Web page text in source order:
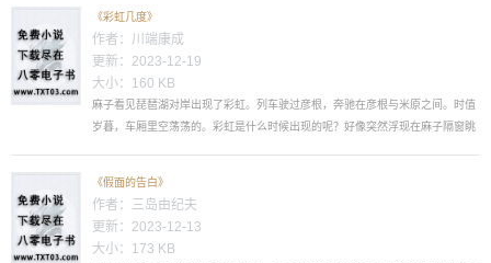
《彩虹几度》
作者： 川端康成
更新：2023-12-19
大小：160 KB
麻子看见琵琶湖对岸出现了彩虹。列车驶过彦根，奔驰在彦根与米原之间。时值
岁暮，车厢里空荡荡的。彩虹是什么时候出现的呢？好像突然浮现在麻子隔窗眺
《假面的告白》
作者： 三岛由纪夫
更新：2023-12-13
大小：173 KB